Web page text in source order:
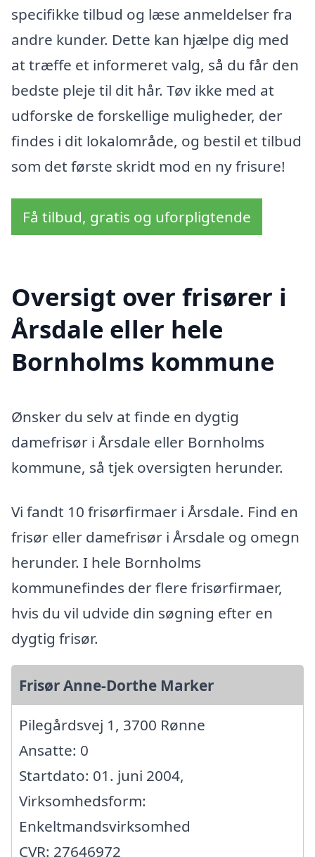
specifikke tilbud og læse anmeldelser fra
andre kunder. Dette kan hjælpe dig med
at træffe et informeret valg, så du får den
bedste pleje til dit hår. Tøv ikke med at
udforske de forskellige muligheder, der
findes i dit lokalområde, og bestil et tilbud
som det første skridt mod en ny frisure!
Få tilbud, gratis og uforpligtende
Oversigt over frisører i
Årsdale eller hele
Bornholms kommune
Ønsker du selv at finde en dygtig
damefrisør i Årsdale eller Bornholms
kommune, så tjek oversigten herunder.
Vi fandt 10 frisørfirmaer i Årsdale. Find en
frisør eller damefrisør i Årsdale og omegn
herunder. I hele Bornholms
kommunefindes der flere frisørfirmaer,
hvis du vil udvide din søgning efter en
dygtig frisør.
Frisør Anne-Dorthe Marker
Pilegårdsvej 1, 3700 Rønne
Ansatte: 0
Startdato: 01. juni 2004,
Virksomhedsform:
Enkeltmandsvirksomhed
CVR: 27646972